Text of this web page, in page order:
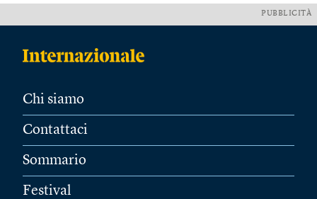
PUBBLICITÀ
Chi siamo
Contattaci
Sommario
Festival